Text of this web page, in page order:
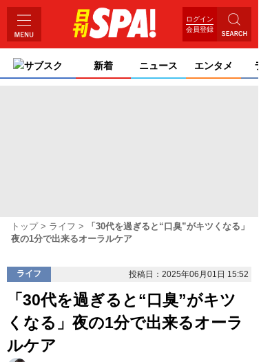
ログイン
会員登録
サブスク 新着 ニュース エンタメ
トップ ライフ
「30代を過ぎると“口臭”がキツくなる」
夜の1分で出来るオーラルケア
ライフ 投稿日：2025年06月01日 15:52
「30代を過ぎると“口臭”がキツ
くなる」夜の1分で出来るオーラ
ルケア